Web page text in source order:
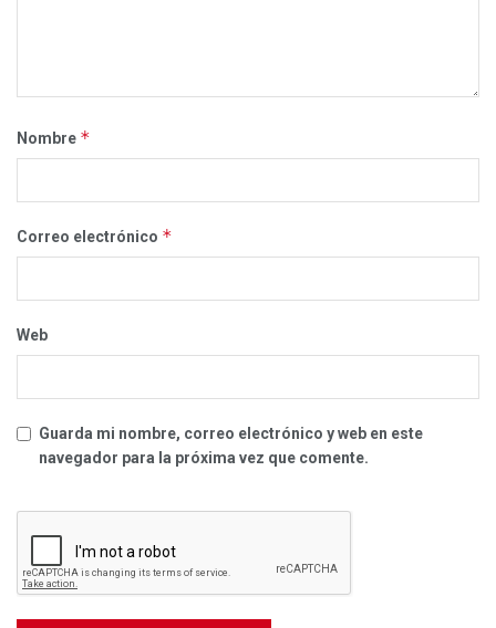
Nombre *
Correo electrónico *
Web
Guarda mi nombre, correo electrónico y web en este
navegador para la próxima vez que comente.